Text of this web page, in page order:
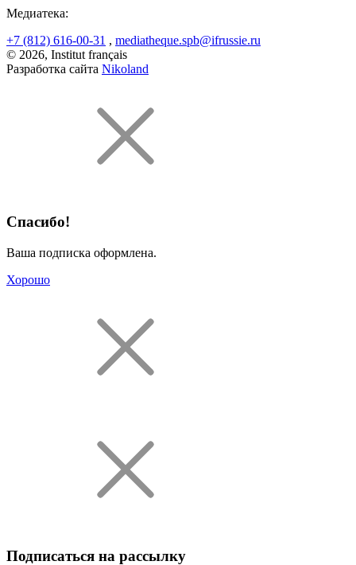
Медиатека:
+7 (812) 616-00-31 , mediatheque.spb@ifrussie.ru
© 2026, Institut français
Разработка сайта Nikoland
Спасибо!
Ваша подписка оформлена.
Хорошо
Подписаться на рассылку